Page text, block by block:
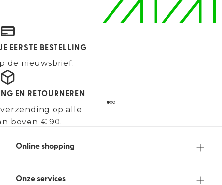
EERSTE BESTELLING
de nieuwsbrief.
EN RETOURNEREN
op alle
boven € 90.
Online shopping
Onze services